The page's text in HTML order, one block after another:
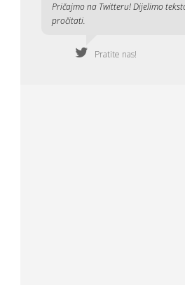
Pričajmo na Twitteru! Dijelimo
pročitati.
Pratite nas!